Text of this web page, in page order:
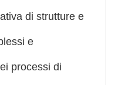
di strutture e
e
processi di